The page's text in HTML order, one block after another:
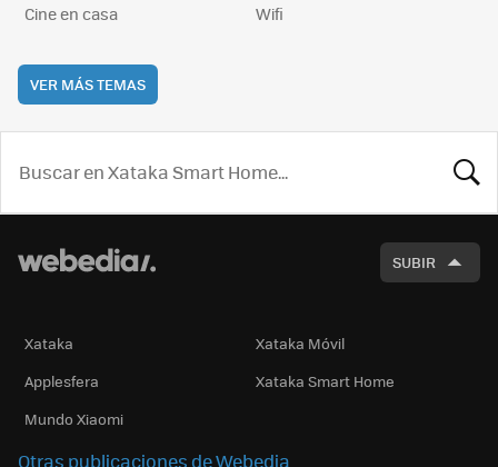
Cine en casa
Wifi
VER MÁS TEMAS
SUBIR
Xataka
Xataka Móvil
Applesfera
Xataka Smart Home
Mundo Xiaomi
Otras publicaciones de Webedia